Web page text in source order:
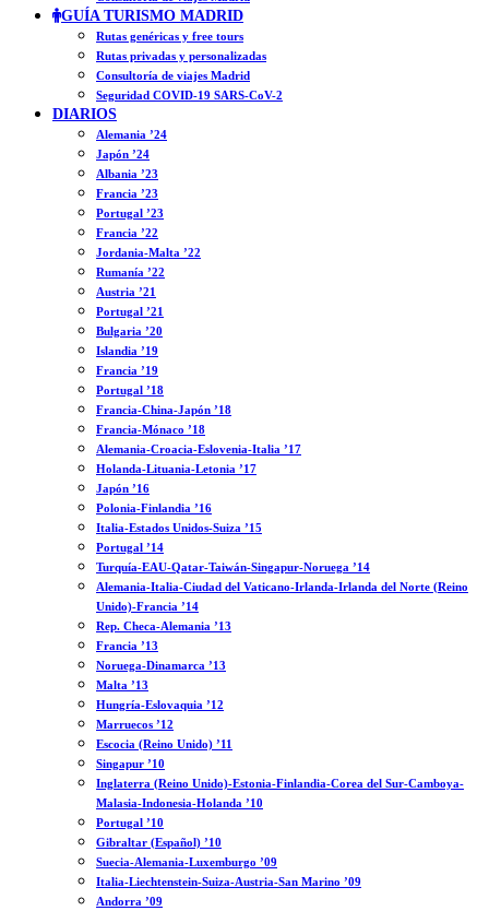
GUÍA TURISMO MADRID
Rutas genéricas y free tours
Rutas privadas y personalizadas
Consultoría de viajes Madrid
Seguridad COVID-19 SARS-CoV-2
DIARIOS
Alemania ’24
Japón ’24
Albania ’23
Francia ’23
Portugal ’23
Francia ’22
Jordania-Malta ’22
Rumanía ’22
Austria ’21
Portugal ’21
Bulgaria ’20
Islandia ’19
Francia ’19
Portugal ’18
Francia-China-Japón ’18
Francia-Mónaco ’18
Alemania-Croacia-Eslovenia-Italia ’17
Holanda-Lituania-Letonia ’17
Japón ’16
Polonia-Finlandia ’16
Italia-Estados Unidos-Suiza ’15
Portugal ’14
Turquía-EAU-Qatar-Taiwán-Singapur-Noruega ’14
Alemania-Italia-Ciudad del Vaticano-Irlanda-Irlanda del Norte (Reino
Unido)-Francia ’14
Rep. Checa-Alemania ’13
Francia ’13
Noruega-Dinamarca ’13
Malta ’13
Hungría-Eslovaquia ’12
Marruecos ’12
Escocia (Reino Unido) ’11
Singapur ’10
Inglaterra (Reino Unido)-Estonia-Finlandia-Corea del Sur-Camboya-
Malasia-Indonesia-Holanda ’10
Portugal ’10
Gibraltar (Español) ’10
Suecia-Alemania-Luxemburgo ’09
Italia-Liechtenstein-Suiza-Austria-San Marino ’09
Andorra ’09